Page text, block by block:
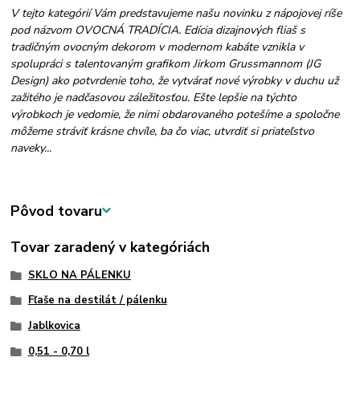
V tejto kategórií Vám predstavujeme našu novinku z nápojovej ríše
pod názvom OVOCNÁ TRADÍCIA. Edícia dizajnových fliaš s
tradičným ovocným dekorom v modernom kabáte vznikla v
spolupráci s talentovaným grafikom Jirkom Grussmannom (JG
Design) ako potvrdenie toho, že vytvárať nové výrobky v duchu už
zažitého je nadčasovou záležitosťou. Ešte lepšie na týchto
výrobkoch je vedomie, že nimi obdarovaného potešíme a spoločne
môžeme stráviť krásne chvíle, ba čo viac, utvrdiť si priateľstvo
naveky...
Pôvod tovaru
Tovar zaradený v kategóriách
SKLO NA PÁLENKU
Fľaše na destilát / pálenku
Jablkovica
0,51 - 0,70 l